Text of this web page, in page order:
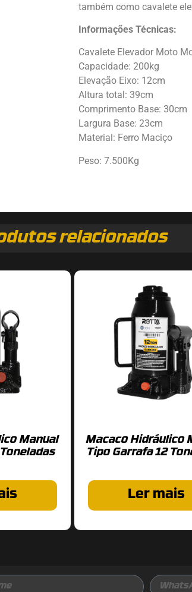
também como cavalete
Informações Técnicas:
Cavalete Elevador Moto
Capacidade: 200kg
Elevação Eixo: 12cm
Altura total: 39cm
Comprimento Base: 30cm
Largura Base: 23cm
Material: Ferro Maciço
Peso: 7.500Kg
relacionados
Manual
Macaco Hidráulico
Tipo Garrafa 12
Ler mais